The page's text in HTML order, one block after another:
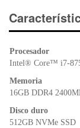
e
b
o
Procesador
Intel® Core™ i7-
Memoria
16GB DDR4
Disco duro
512GB NVMe SSD